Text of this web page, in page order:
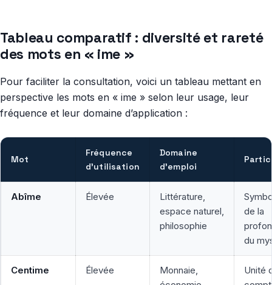
Tableau comparatif : diversité et rareté
des mots en « ime »
Pour faciliter la consultation, voici un tableau mettant en
perspective les mots en « ime » selon leur usage, leur
fréquence et leur domaine d’application :
Mot
Fréquence
d’utilisation
Domaine
d’emploi
Abîme Élevée
Littérature,
espace naturel,
philosophie
de la
du
Centime Élevée
Monnaie,
Unité